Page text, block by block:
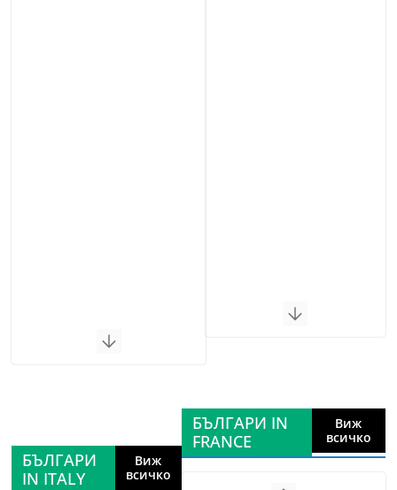
БЪЛГАРИ
IN ITALY
Виж
всичко
БЪЛГАРИ IN
FRANCE
Виж
всичко